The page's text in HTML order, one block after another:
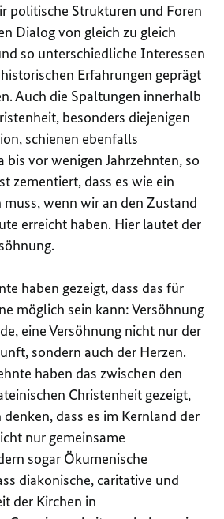
politische Strukturen und Foren
Dialog von gleich zu gleich
so unterschiedliche Interessen
Erfahrungen geprägt
Auch die Spaltungen innerhalb
besonders diejenigen
schienen ebenfalls
bis vor wenigen Jahrzehnten, so
zementiert, dass es wie ein
wenn wir an den Zustand
erreicht haben. Hier lautet der
haben gezeigt, dass das für
möglich sein kann: Versöhnung
eine Versöhnung nicht nur der
sondern auch der Herzen.
haben das zwischen den
Christenheit gezeigt,
dass es im Kernland der
nur gemeinsame
sogar Ökumenische
diakonische, caritative und
der Kirchen in